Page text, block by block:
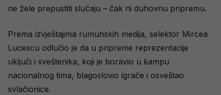
ne žele prepustiti slučaju – čak ni duhovnu pripremu.
Prema izvještajima rumunskih medija, selektor Mircea
Lucescu odlučio je da u pripreme reprezentacije
uključi i sveštenika, koji je boravio u kampu
nacionalnog tima, blagoslovio igrače i osveštao
svlačionice.